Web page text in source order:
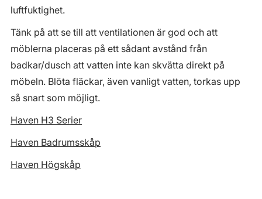
luftfuktighet.
Tänk på att se till att ventilationen är god och att
möblerna placeras på ett sådant avstånd från
badkar/dusch att vatten inte kan skvätta direkt på
möbeln. Blöta fläckar, även vanligt vatten, torkas upp
så snart som möjligt.
Haven H3 Serier
Haven Badrumsskåp
Haven Högskåp